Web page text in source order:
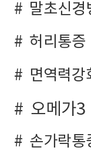
말초신경
허리통증
면역력강
오메가3
손가락통